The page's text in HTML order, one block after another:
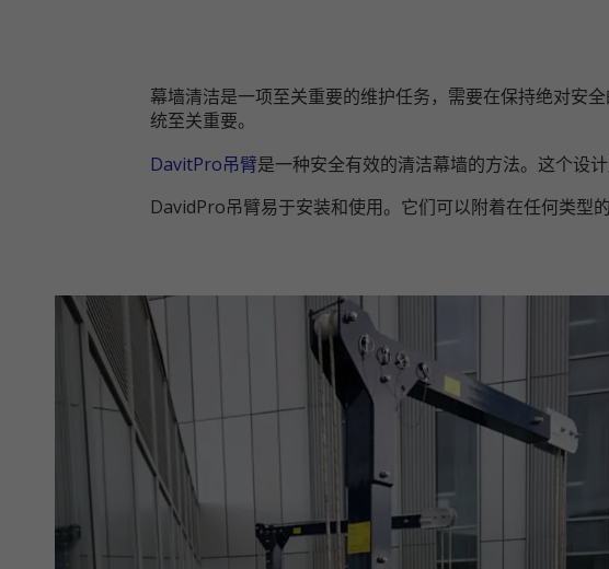
幕墙清洁是一项至关重要的维护任务，需要在保持绝对安
统至关重要。
DavitPro吊臂是一种安全有效的清洁幕墙的方法。这个设
DavidPro吊臂易于安装和使用。它们可以附着在任何类型